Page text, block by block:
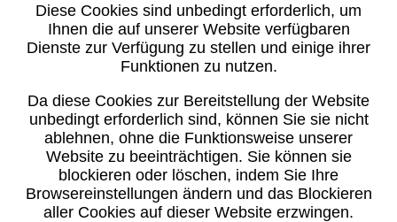
Diese Cookies sind unbedingt erforderlich, um
Ihnen die auf unserer Website verfügbaren
Dienste zur Verfügung zu stellen und einige ihrer
Funktionen zu nutzen.
Da diese Cookies zur Bereitstellung der Website
unbedingt erforderlich sind, können Sie sie nicht
ablehnen, ohne die Funktionsweise unserer
Website zu beeinträchtigen. Sie können sie
blockieren oder löschen, indem Sie Ihre
Browsereinstellungen ändern und das Blockieren
aller Cookies auf dieser Website erzwingen.